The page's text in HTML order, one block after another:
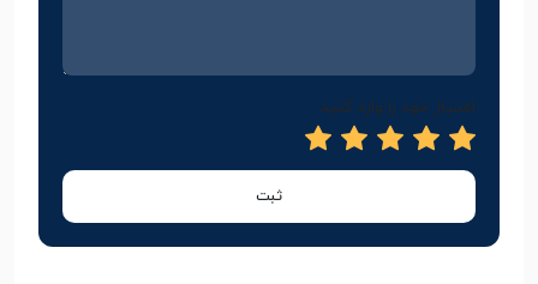
امتیاز خود را وارد کنید
ثبت